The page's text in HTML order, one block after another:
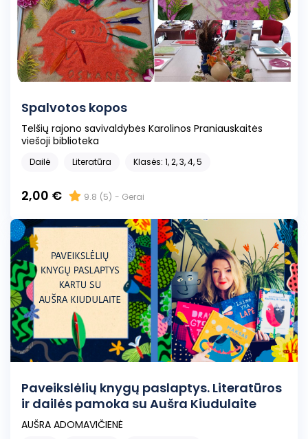
Spalvotos kopos
Telšių rajono savivaldybės Karolinos Praniauskaitės
viešoji biblioteka
Dailė Literatūra Klasės: 1, 2, 3, 4, 5
2,00 € 9.8 (5) - Gerai
Paveikslėlių knygų paslaptys. Literatūros
ir dailės pamoka su Aušra Kiudulaite
AUŠRA ADOMAVIČIENĖ